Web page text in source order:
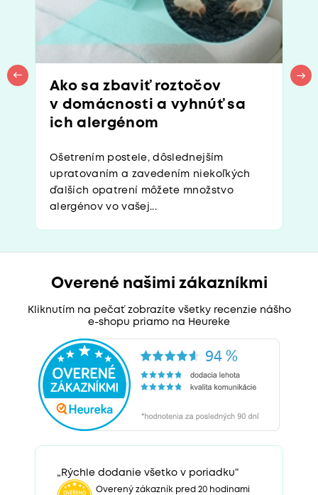
Ako sa zbaviť roztočov
v domácnosti a vyhnúť sa
ich alergénom
Ošetrením postele, dôslednejším
upratovaním a zavedením niekoľkých
ďalších opatrení môžete množstvo
alergénov vo vašej...
Overené našimi zákazníkmi
Kliknutím na pečať zobrazíte všetky recenzie nášho
e-shopu priamo na Heureke
„Rýchle dodanie všetko v poriadku“
Overený zákazník pred 20 hodinami